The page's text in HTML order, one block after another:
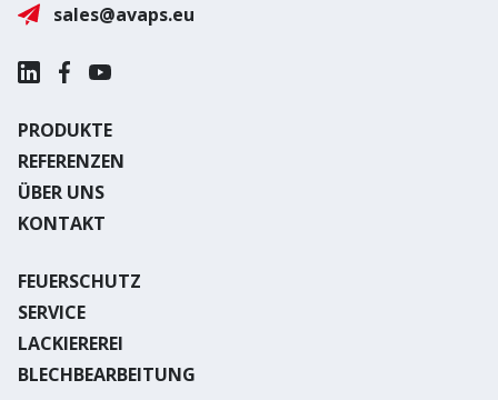
sales@avaps.eu
PRODUKTE
REFERENZEN
ÜBER UNS
KONTAKT
FEUERSCHUTZ
SERVICE
LACKIEREREI
BLECHBEARBEITUNG